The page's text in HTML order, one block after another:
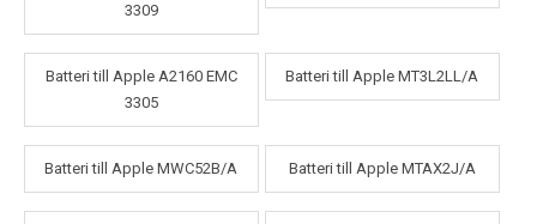
3309
Batteri till Apple A2160 EMC
3305
Batteri till Apple MT3L2LL/A
Batteri till Apple MWC52B/A Batteri till Apple MTAX2J/A